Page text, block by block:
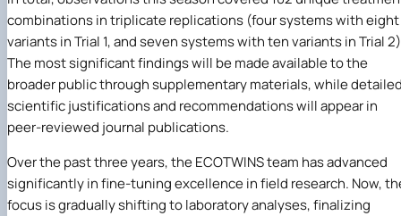
combinations in triplicate replications (four systems with eight
variants in Trial 1, and seven systems with ten variants in Trial
The most significant findings will be made available to the
broader public through supplementary materials, while
scientific justifications and recommendations will appear in
peer-reviewed journal publications.
Over the past three years, the ECOTWINS team has advanced
significantly in fine-tuning excellence in field research. Now,
focus is gradually shifting to laboratory analyses, finalizing